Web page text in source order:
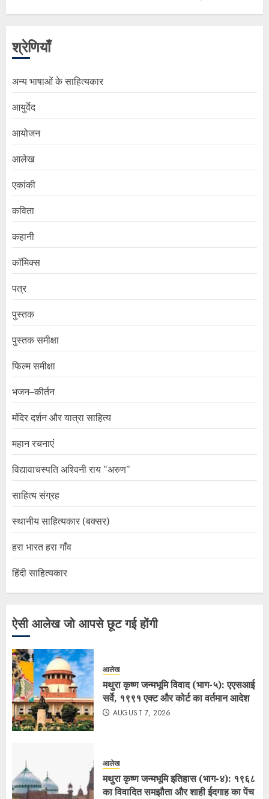
श्रेणियाँ
अन्य भाषाओं के साहित्यकार
आयुर्वेद
आयोजन
आलेख
एकांकी
कविता
कहानी
कॉमिक्स
पत्र
पुस्तक
पुस्तक समीक्षा
फिल्म समीक्षा
भजन–कीर्तन
मंदिर दर्शन और यात्रा साहित्य
महान रचनाएं
विद्यावाचस्पति अश्विनी राय "अरुण"
साहित्य संग्रह
स्थानीय साहित्यकार (बक्सर)
हरा भारत हरा गाँव
हिंदी साहित्यकार
ऐसी आलेख जो आपसे छूट गई होंगी
आलेख
मथुरा कृष्ण जन्मभूमि विवाद (भाग-५): एएसआई
सर्वे, १९९१ एक्ट और कोर्ट का वर्तमान आदेश
AUGUST 7, 2026
आलेख
मथुरा कृष्ण जन्मभूमि इतिहास (भाग-४): १९६८
का विवादित समझौता और शाही ईदगाह का पेंच